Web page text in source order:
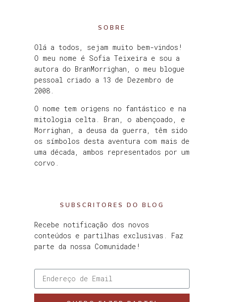
SOBRE
Olá a todos, sejam muito bem-vindos!
O meu nome é Sofia Teixeira e sou a
autora do BranMorrighan, o meu blogue
pessoal criado a 13 de Dezembro de
2008.
O nome tem origens no fantástico e na
mitologia celta. Bran, o abençoado, e
Morrighan, a deusa da guerra, têm sido
os símbolos desta aventura com mais de
uma década, ambos representados por um
corvo.
SUBSCRITORES DO BLOG
Recebe notificação dos novos
conteúdos e partilhas exclusivas. Faz
parte da nossa Comunidade!